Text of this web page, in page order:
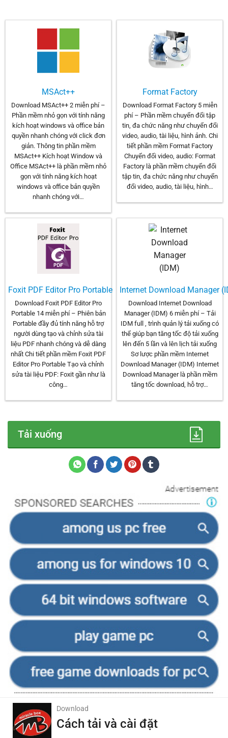
MSAct++
Download MSAct++ 2 miễn phí –
Phần mềm nhỏ gọn với tính năng
kích hoạt windows và office bản
quyền nhanh chóng với click đơn
giản. Thông tin phần mềm
MSAct++ Kích hoạt Window và
Office MSAct++ là phần mềm nhỏ
gọn với tính năng kích hoạt
windows và office bản quyền
nhanh chóng với…
Format Factory
Download Format Factory 5 miễn
phí – Phần mềm chuyển đổi tập
tin, đa chức năng như chuyển đổi
video, audio, tài liệu, hình ảnh. Chi
tiết phần mềm Format Factory
Chuyển đổi video, audio: Format
Factory là phần mềm chuyển đổi
tập tin, đa chức năng như chuyển
đổi video, audio, tài liệu, hình…
Foxit PDF Editor Pro Portable
Download Foxit PDF Editor Pro
Portable 14 miễn phí – Phiên bản
Portable đầy đủ tính năng hỗ trợ
người dùng tạo và chỉnh sửa tài
liệu PDF nhanh chóng và dễ dàng
nhất Chi tiết phần mềm Foxit PDF
Editor Pro Portable Tạo và chỉnh
sửa tài liệu PDF: Foxit gần như là
công…
Internet Download Manager
Download Internet Download
Manager (IDM) 6 miễn phí – Tải
IDM full , trình quản lý tải xuống có
thể giúp bạn tăng tốc độ tải xuống
lên đến 5 lần và lên lịch tải xuống
Sơ lược phần mềm Internet
Download Manager (IDM) Internet
Download Manager là phần mềm
tăng tốc download, hỗ trợ…
Tải xuống
Download
Cách tải và cài đặt